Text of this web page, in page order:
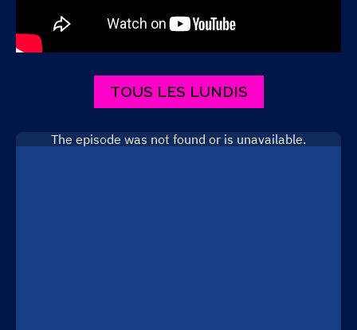
TOUS LES LUNDIS